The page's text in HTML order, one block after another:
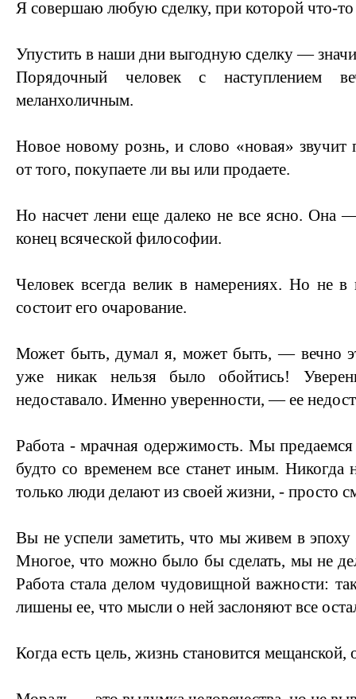
Я совершаю любую сделку, при которой что-то
Упустить в наши дни выгодную сделку —
Порядочный человек с наступлением
меланхоличным.
Новое новому рознь, и слово «новая» звучит
от того, покупаете ли вы или продаете.
Но насчет лени еще далеко не все ясно. Она
конец всяческой философии.
Человек всегда велик в намерениях. Но не
состоит его очарование.
Может быть, думал я, может быть, — вечно
уже никак нельзя было обойтись!
недоставало. Именно уверенности, — ее
Работа - мрачная одержимость. Мы
будто со временем все станет иным. Никогда
только люди делают из своей жизни, - просто
Вы не успели заметить, что мы живем в эпоху
Многое, что можно было бы сделать, мы не
Работа стала делом чудовищной важности:
лишены ее, что мысли о ней заслоняют все
Когда есть цель, жизнь становится мещанской,